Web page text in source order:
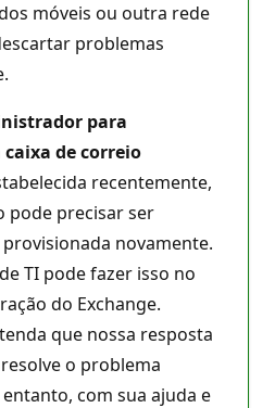
móveis ou outra rede
problemas
para
de correio
recentemente,
pode precisar ser
novamente.
TI pode fazer isso no
do Exchange.
que nossa resposta
o problema
com sua ajuda e